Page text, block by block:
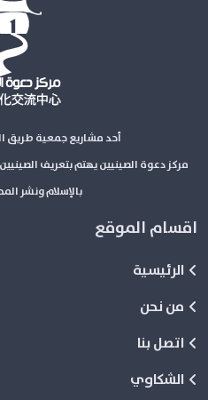
أحد مشاريع جمعية طريق
مركز دعوة الصينيين يهتم بتعريف
بالإسلام ونشر
اقسام الموقع
الرئيسية
من نحن
اتصل بنا
الشكاوي